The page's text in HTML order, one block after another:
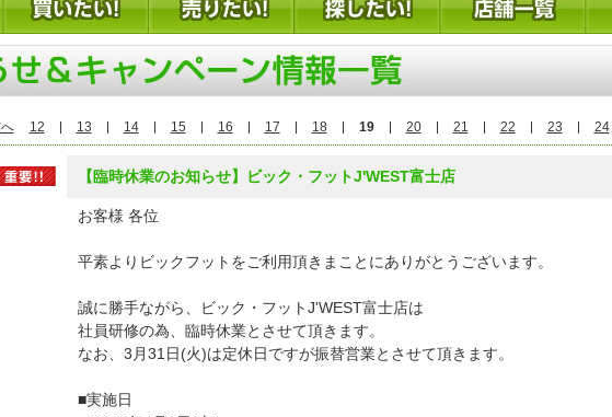
12 13 14 15 16 17 18 19 20 21 22 23 24
【臨時休業のお知らせ】ビック・フットJ'WEST富士店
お客様 各位
平素よりビックフットをご利用頂きまことにありがとうございます。
誠に勝手ながら、ビック・フットJ'WEST富士店は
社員研修の為、臨時休業とさせて頂きます。
なお、3月31日(火)は定休日ですが振替営業とさせて頂きます。
■実施日